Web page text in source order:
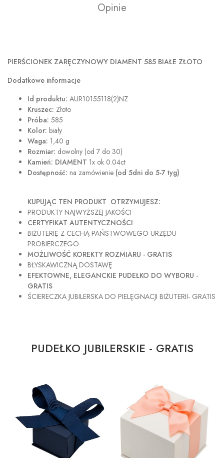
Opinie
PIERŚCIONEK ZARĘCZYNOWY DIAMENT 585 BIAŁE ZŁOTO
Dodatkowe informacje
Id produktu: AUR10155118(2)NZ
Kruszec: Złoto
Próba: 585
Kolor: biały
Waga: 1,40 g
Rozmiar: dowolny (od 7 do 30)
Kamień: DIAMENT 1x ok 0.04ct
Dostępność: na zamówienie (od 5dni do 5-7 tyg)
KUPUJĄC TEN PRODUKT OTRZYMUJESZ:
PRODUKTY NAJWYŻSZEJ JAKOŚCI
CERTYFIKAT AUTENTYCZNOŚCI
BIŻUTERIĘ Z CECHĄ PAŃSTWOWEGO URZĘDU
PROBIERCZEGO
MOŻLIWOŚĆ KOREKTY ROZMIARU - GRATIS
BŁYSKAWICZNĄ DOSTAWĘ
EFEKTOWNE, ELEGANCKIE PUDEŁKO DO WYBORU -
GRATIS
ŚCIERECZKA JUBILERSKA DO PIELĘGNACJI BIŻUTERII- GRATIS
PUDEŁKO JUBILERSKIE - GRATIS